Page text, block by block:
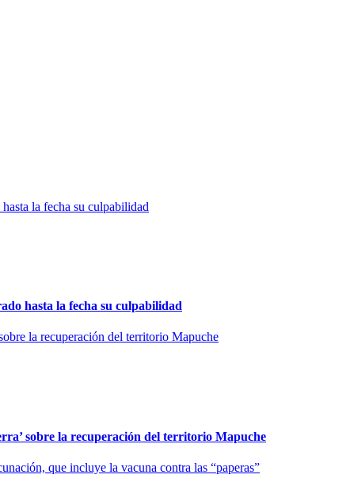
hasta la fecha su culpabilidad
sobre la recuperación del territorio Mapuche